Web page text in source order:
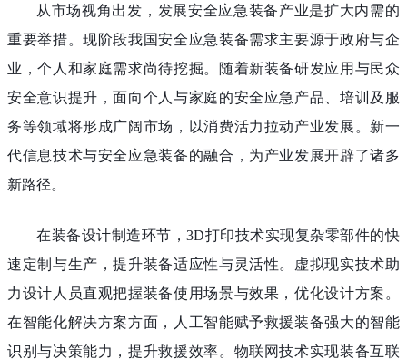
从市场视角出发，发展安全应急装备产业是扩大内需的
重要举措。现阶段我国安全应急装备需求主要源于政府与企
业，个人和家庭需求尚待挖掘。随着新装备研发应用与民众
安全意识提升，面向个人与家庭的安全应急产品、培训及服
务等领域将形成广阔市场，以消费活力拉动产业发展。新一
代信息技术与安全应急装备的融合，为产业发展开辟了诸多
新路径。
在装备设计制造环节，3D打印技术实现复杂零部件的快
速定制与生产，提升装备适应性与灵活性。虚拟现实技术助
力设计人员直观把握装备使用场景与效果，优化设计方案。
在智能化解决方案方面，人工智能赋予救援装备强大的智能
识别与决策能力，提升救援效率。物联网技术实现装备互联